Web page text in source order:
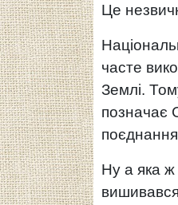
Це
часте
Землі.
позначає
Ну а яка ж